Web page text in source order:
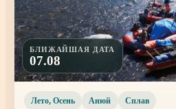
БЛИЖАЙШАЯ ДАТА
07.08
Лето, Осень Анюй Сплав